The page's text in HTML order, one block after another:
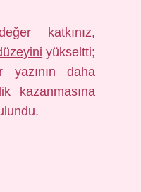
katkınız,
yükseltti;
yazının daha
kazanmasına